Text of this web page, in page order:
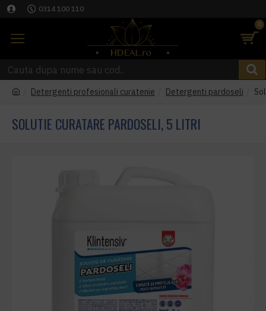
0314 100 110
0
Detergenti profesionali curatenie Detergenti pardoseli
SOLUTIE CURATARE PARDOSELI, 5 LITRI